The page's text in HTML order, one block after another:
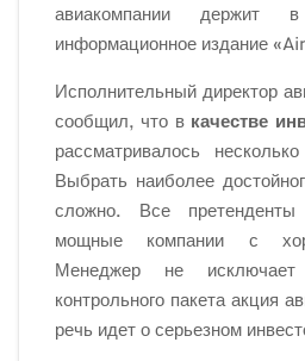
авиакомпании держит
информационное издание
Исполнительный директор
сообщил, что в качестве
рассматривалось
Выбрать наиболее
сложно. Все
мощные компании с
Менеджер не
контрольного пакета акция
речь идет о серьезном